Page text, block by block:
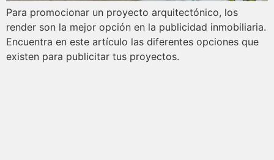
Para promocionar un proyecto arquitectónico, los
render son la mejor opción en la publicidad inmobiliaria.
Encuentra en este artículo las diferentes opciones que
existen para publicitar tus proyectos.